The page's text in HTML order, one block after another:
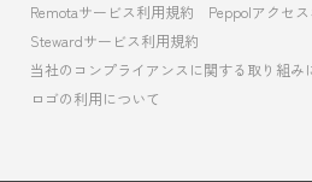
Remotaサービス利用規約
Peppolアクセ
Stewardサービス利用規約
当社のコンプライアンスに関する取り組み
ロゴの利用について